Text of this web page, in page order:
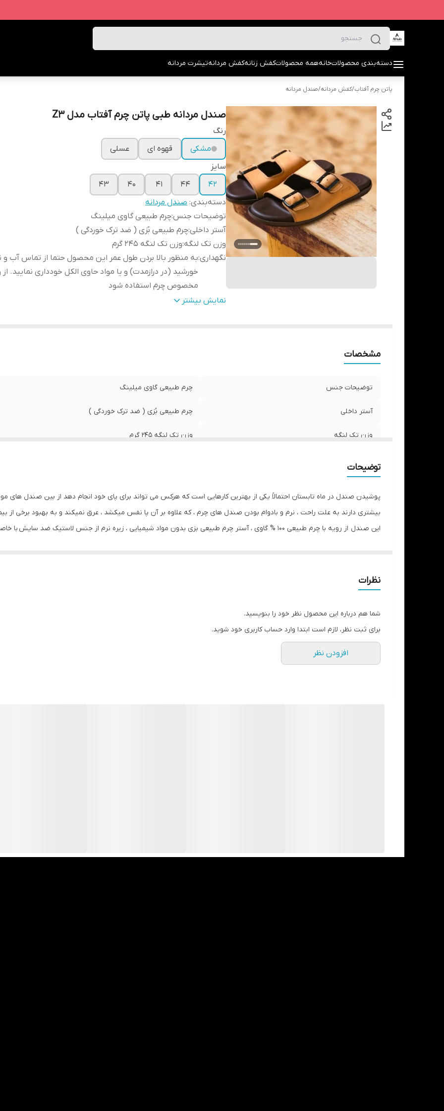
دسته‌بندی محصولاتخانههمه محصولاتکفش زنانهکفش مردانهتیشرت مردانه
پاتن چرم آفتاب/کفش مردانه/صندل مردانه
صندل مردانه طبی پاتن چرم آفتاب مدل Z3
رنگ
مشکی
قهوه ای
عسلی
سایز
42
44
41
40
43
دسته‌بندی: صندل مردانه
توضیحات جنس:چرم طبیعی گاوی میلینگ
آستر داخلی:چرم طبیعی بُزی ( ضد ترک خوردگی )
وزن تک لنگه:وزن تک لنگه 245 گرم
نگهداری:به منظور بالا بردن طول عمر این محصول حتما از تماس آب و
خورشید (در درازمدت) و یا مواد حاوی الکل خودداری نمایید.
مخصوص چرم استفاده شود
جنس زیره:لاستیک – مقاوم و بدون شکستگینمایش بیشتر
مشخصات
توضیحات جنس چرم طبیعی گاوی میلینگ
آستر داخلی چرم طبیعی بُزی ( ضد ترک خوردگی )
وزن تک لنگه وزن تک لنگه 245 گرم
جنس زیره لاستیک – مقاوم و بدون شکستگی
توضیحات
پوشیدن صندل در ماه تابستان احتمالاً یکی از بهترین کارهایی است که هرکس می تواند برای پای خود انجام دهد از بین صندل های
بیشتری دارند به علت راحت ، نرم و بادوام بودن صندل های چرم ، که علاوه بر آن پا نفس میکشد ، عرق نمیکند و به بهبود برخی از
این صندل از رویه با چرم طبیعی 100 % گاوی ، آستر چرم طبیعی بزی بدون مواد شیمیایی ، زیره نرم از جنس لاستیک ضد سایش با خاصیت جذب فشار و ضربه تولید شده
نظرات
شما هم درباره این محصول نظر خود را بنویسید.
برای ثبت نظر، لازم است ابتدا وارد حساب کاربری خود شوید.
افزودن نظر